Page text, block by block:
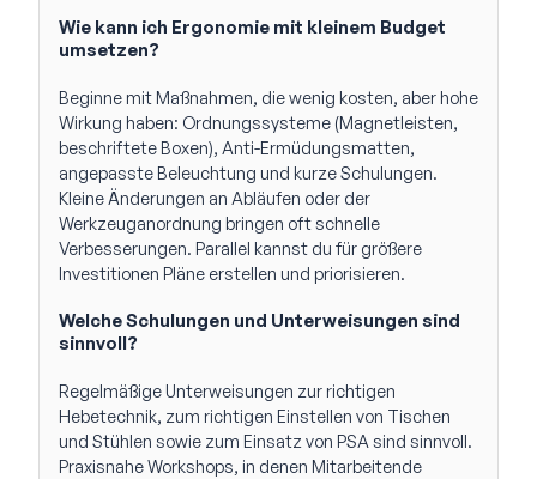
Wie kann ich Ergonomie mit kleinem Budget
umsetzen?
Beginne mit Maßnahmen, die wenig kosten, aber hohe
Wirkung haben: Ordnungssysteme (Magnetleisten,
beschriftete Boxen), Anti-Ermüdungsmatten,
angepasste Beleuchtung und kurze Schulungen.
Kleine Änderungen an Abläufen oder der
Werkzeuganordnung bringen oft schnelle
Verbesserungen. Parallel kannst du für größere
Investitionen Pläne erstellen und priorisieren.
Welche Schulungen und Unterweisungen sind
sinnvoll?
Regelmäßige Unterweisungen zur richtigen
Hebetechnik, zum richtigen Einstellen von Tischen
und Stühlen sowie zum Einsatz von PSA sind sinnvoll.
Praxisnahe Workshops, in denen Mitarbeitende